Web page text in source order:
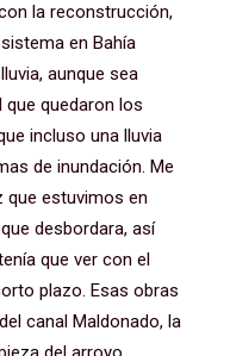
la reconstrucción,
en Bahía
aunque sea
quedaron los
incluso una lluvia
de inundación. Me
que estuvimos en
desbordara, así
que ver con el
plazo. Esas obras
canal Maldonado, la